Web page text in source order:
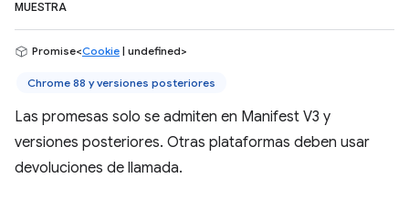
MUESTRA
Promise<Cookie | undefined>
Chrome 88 y versiones posteriores
Las promesas solo se admiten en Manifest V3 y
versiones posteriores. Otras plataformas deben usar
devoluciones de llamada.